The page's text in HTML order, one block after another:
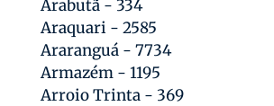
Arabutã - 334
Araquari - 2585
Araranguá - 7734
Armazém - 1195
Arroio Trinta - 369